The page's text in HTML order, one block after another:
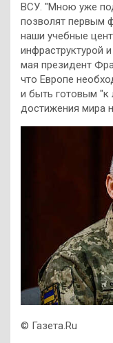
ВСУ. "Мною уже
позволят первым
наши учебные
инфраструктурой
мая президент
что Европе
и быть готовым
достижения мира
© Газета.Ru